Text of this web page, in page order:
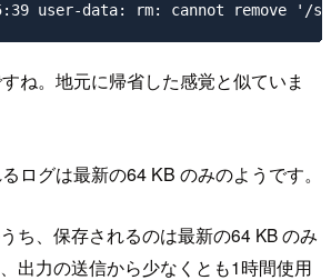
ね。地元に帰省した感覚と似ていま
ログは最新の64 KB のみのようです。
ち、保存されるのは最新の64 KB のみ
出力の送信から少なくとも1時間使用